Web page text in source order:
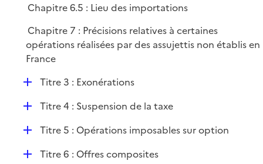
p
l
i
e
Chapitre 6.5 : Lieu des importations
Chapitre 7 : Précisions relatives à certaines
opérations réalisées par des assujettis non établis en
France
DTitre 3 : Exonérations
DTitre 4 : Suspension de la taxe
DTitre 5 : Opérations imposables sur option
DTitre 6 : Offres composites